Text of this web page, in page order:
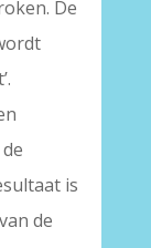
De
is
de